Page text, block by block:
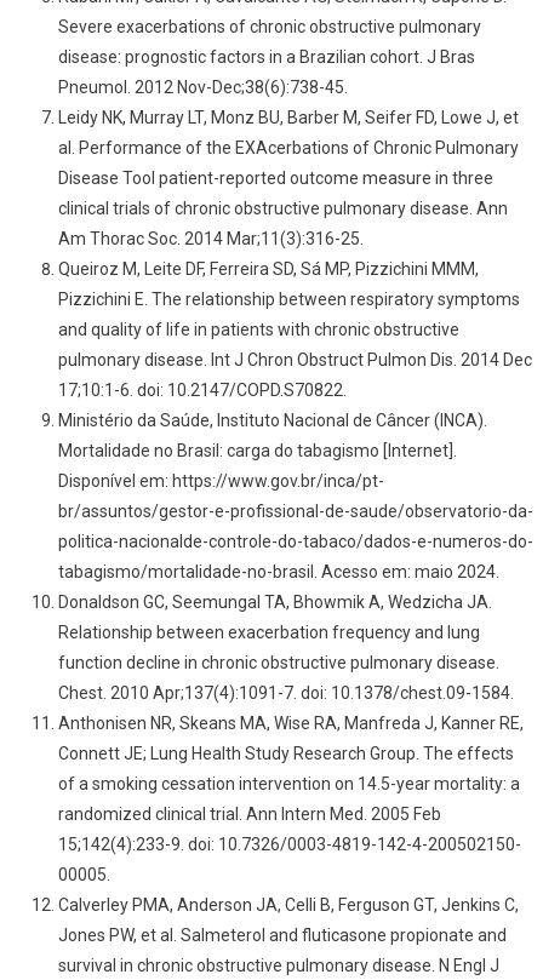
Severe exacerbations of chronic obstructive pulmonary
disease: prognostic factors in a Brazilian cohort. J Bras
Pneumol. 2012 Nov-Dec;38(6):738-45.
Leidy NK, Murray LT, Monz BU, Barber M, Seifer FD, Lowe J, et
al. Performance of the EXAcerbations of Chronic Pulmonary
Disease Tool patient-reported outcome measure in three
clinical trials of chronic obstructive pulmonary disease. Ann
Am Thorac Soc. 2014 Mar;11(3):316-25.
Queiroz M, Leite DF, Ferreira SD, Sá MP, Pizzichini MMM,
Pizzichini E. The relationship between respiratory symptoms
and quality of life in patients with chronic obstructive
pulmonary disease. Int J Chron Obstruct Pulmon Dis. 2014 Dec
17;10:1-6. doi: 10.2147/COPD.S70822.
Ministério da Saúde, Instituto Nacional de Câncer (INCA).
Mortalidade no Brasil: carga do tabagismo [Internet].
Disponível em: https://www.gov.br/inca/pt-
br/assuntos/gestor-e-profissional-de-saude/observatorio-da-
politica-nacionalde-controle-do-tabaco/dados-e-numeros-do-
tabagismo/mortalidade-no-brasil. Acesso em: maio 2024.
Donaldson GC, Seemungal TA, Bhowmik A, Wedzicha JA.
Relationship between exacerbation frequency and lung
function decline in chronic obstructive pulmonary disease.
Chest. 2010 Apr;137(4):1091-7. doi: 10.1378/chest.09-1584.
Anthonisen NR, Skeans MA, Wise RA, Manfreda J, Kanner RE,
Connett JE; Lung Health Study Research Group. The effects
of a smoking cessation intervention on 14.5-year mortality: a
randomized clinical trial. Ann Intern Med. 2005 Feb
15;142(4):233-9. doi: 10.7326/0003-4819-142-4-200502150-
00005.
Calverley PMA, Anderson JA, Celli B, Ferguson GT, Jenkins C,
Jones PW, et al. Salmeterol and fluticasone propionate and
survival in chronic obstructive pulmonary disease. N Engl J